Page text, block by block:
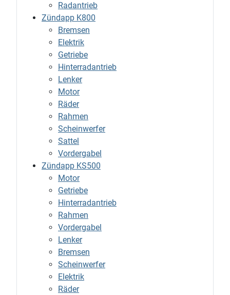
Radantrieb
Zündapp K800
Bremsen
Elektrik
Getriebe
Hinterradantrieb
Lenker
Motor
Räder
Rahmen
Scheinwerfer
Sattel
Vordergabel
Zündapp KS500
Motor
Getriebe
Hinterradantrieb
Rahmen
Vordergabel
Lenker
Bremsen
Scheinwerfer
Elektrik
Räder